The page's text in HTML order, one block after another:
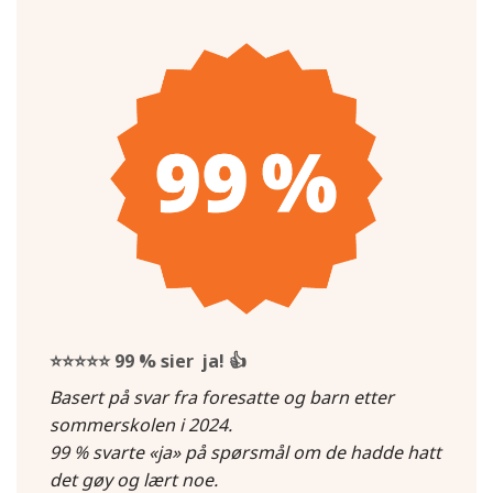
⭐⭐⭐⭐⭐99 % sier ja! 👍
Basert på svar fra foresatte og barn etter
sommerskolen i 2024.
99 % svarte «ja» på spørsmål om de hadde hatt
det gøy og lært noe.